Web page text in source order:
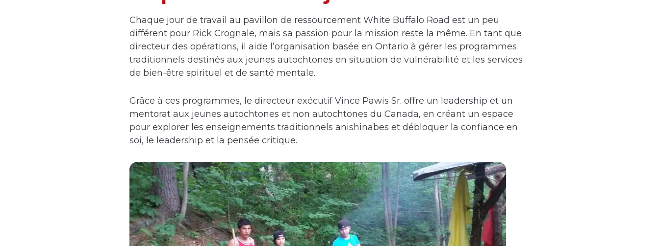
Chaque jour de travail au pavillon de ressourcement White Buffalo Road est un peu
différent pour Rick Crognale, mais sa passion pour la mission reste la même. En tant que
directeur des opérations, il aide l’organisation basée en Ontario à gérer les programmes
traditionnels destinés aux jeunes autochtones en situation de vulnérabilité et les services
de bien-être spirituel et de santé mentale.
Grâce à ces programmes, le directeur exécutif Vince Pawis Sr. offre un leadership et un
mentorat aux jeunes autochtones et non autochtones du Canada, en créant un espace
pour explorer les enseignements traditionnels anishinabes et débloquer la confiance en
soi, le leadership et la pensée critique.